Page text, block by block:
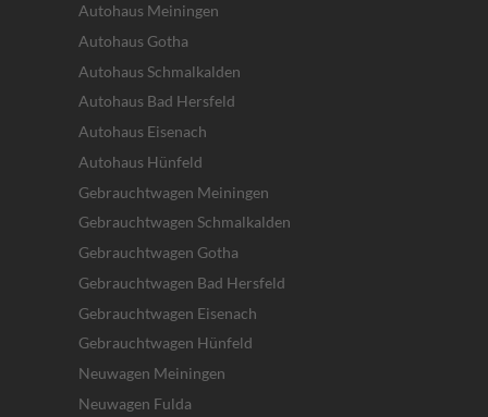
Autohaus Meiningen
Autohaus Gotha
Autohaus Schmalkalden
Autohaus Bad Hersfeld
Autohaus Eisenach
Autohaus Hünfeld
Gebrauchtwagen Meiningen
Gebrauchtwagen Schmalkalden
Gebrauchtwagen Gotha
Gebrauchtwagen Bad Hersfeld
Gebrauchtwagen Eisenach
Gebrauchtwagen Hünfeld
Neuwagen Meiningen
Neuwagen Fulda